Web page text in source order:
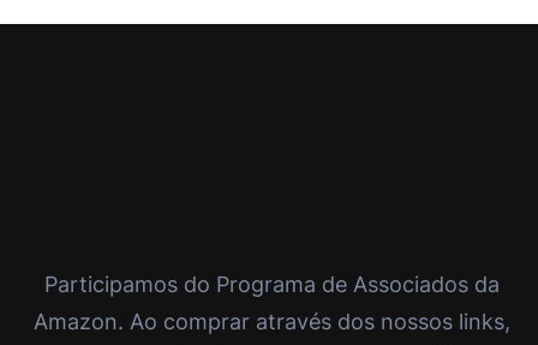
Participamos do Programa de Associados da
Amazon. Ao comprar através dos nossos links,